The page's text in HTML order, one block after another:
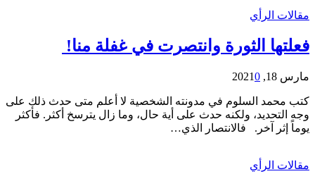
مقالات الرأي
فعلتها الثورة وانتصرت في غفلة منا!
مارس 18, 2021 0
كتب محمد السلوم في مدونته الشخصية لا أعلم متى حدث ذلك على
وجه التحديد، ولكنه حدث على أية حال، وما زال يترسخ أكثر. فأكثر
يوماً إثر آخر. فالانتصار الذي…
مقالات الرأي